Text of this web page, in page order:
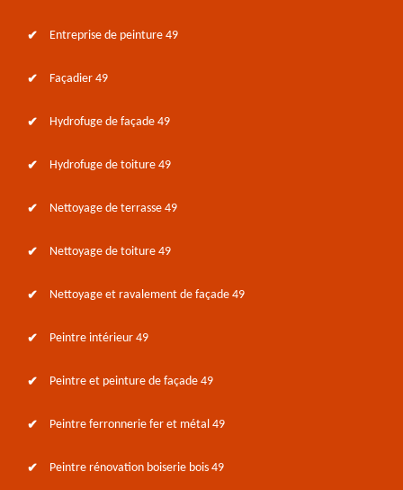
Entreprise de peinture 49
Façadier 49
Hydrofuge de façade 49
Hydrofuge de toiture 49
Nettoyage de terrasse 49
Nettoyage de toiture 49
Nettoyage et ravalement de façade 49
Peintre intérieur 49
Peintre et peinture de façade 49
Peintre ferronnerie fer et métal 49
Peintre rénovation boiserie bois 49